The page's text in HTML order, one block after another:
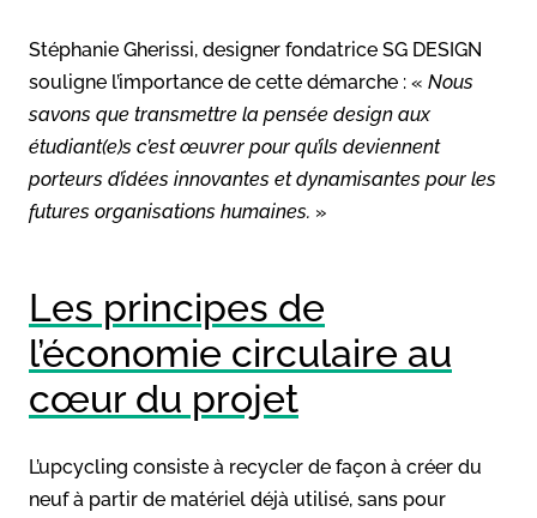
Stéphanie Gherissi, designer fondatrice SG DESIGN
souligne l’importance de cette démarche : « Nous
savons que transmettre la pensée design aux
étudiant(e)s c’est œuvrer pour qu’ils deviennent
porteurs d’idées innovantes et dynamisantes pour les
futures organisations humaines. »
Les principes de
l’économie circulaire au
cœur du projet
L’upcycling consiste à recycler de façon à créer du
neuf à partir de matériel déjà utilisé, sans pour